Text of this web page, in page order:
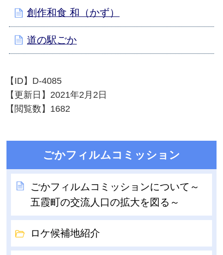
創作和食 和（かず）
道の駅ごか
【ID】 D-4085
【更新日】 2021年2月2日
【閲覧数】 1682
ごかフィルムコミッション
ごかフィルムコミッションについて～
五霞町の交流人口の拡大を図る～
ロケ候補地紹介